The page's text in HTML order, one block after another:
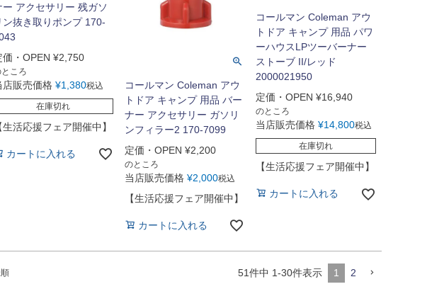
ー アクセサリー 残ガソ
ン抜き取りポンプ 170-
価・OPEN ¥2,750
ころ
店販売価格 ¥1,380税込
在庫切れ
生活応援フェア開催中】
カートに入れる
コールマン Coleman アウ
トドア キャンプ 用品 バー
ナー アクセサリー ガソリ
ンフィラー2 170-7099
定価・OPEN ¥2,200
のところ
当店販売価格 ¥2,000税込
【生活応援フェア開催中】
カートに入れる
コールマン Coleman アウ
トドア キャンプ 用品 パワ
ーハウスLPツーバーナー
ストーブ II/レッド
2000021950
定価・OPEN ¥16,940
のところ
当店販売価格 ¥14,800税込
在庫切れ
【生活応援フェア開催中】
カートに入れる
51件中 1-30件表示 1 2